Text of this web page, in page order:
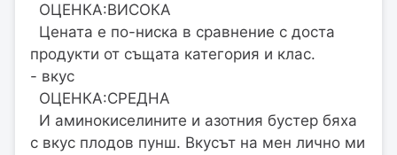
ОЦЕНКА:ВИСОКА
Цената е по-ниска в сравнение с доста
продукти от същата категория и клас.
- вкус
ОЦЕНКА:СРЕДНА
И аминокиселините и азотния бустер бяха
с вкус плодов пунш. Вкусът на мен лично ми